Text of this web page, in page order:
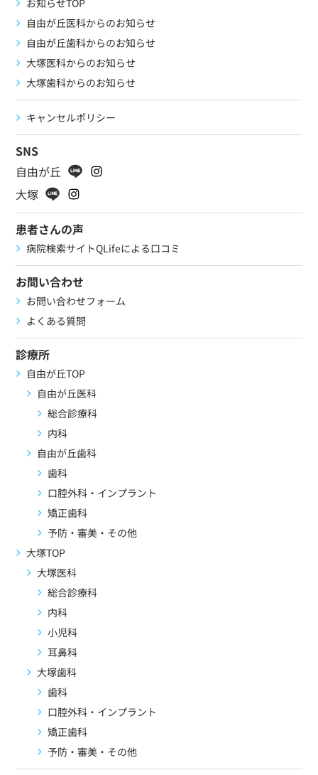
お知らせTOP
自由が丘医科からのお知らせ
自由が丘歯科からのお知らせ
大塚医科からのお知らせ
大塚歯科からのお知らせ
キャンセルポリシー
SNS
自由が丘
大塚
患者さんの声
病院検索サイトQLifeによる口コミ
お問い合わせ
お問い合わせフォーム
よくある質問
診療所
自由が丘TOP
自由が丘医科
総合診療科
内科
自由が丘歯科
歯科
口腔外科・インプラント
矯正歯科
予防・審美・その他
大塚TOP
大塚医科
総合診療科
内科
小児科
耳鼻科
大塚歯科
歯科
口腔外科・インプラント
矯正歯科
予防・審美・その他